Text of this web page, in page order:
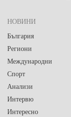
НОВИНИ
България
Региони
Международни
Спорт
Анализи
Интервю
Интересно